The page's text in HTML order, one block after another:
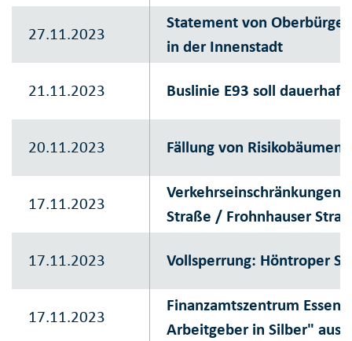
27.11.2023
Statement von
in der Innenstadt
21.11.2023 Buslinie E93 soll dauerhaft
20.11.2023 Fällung von Risikobäumen
17.11.2023
Verkehrseinschränkungen
Straße / Frohnhauser
17.11.2023 Vollsperrung: Höntroper
17.11.2023
Finanzamtszentrum
Arbeitgeber in Silber"